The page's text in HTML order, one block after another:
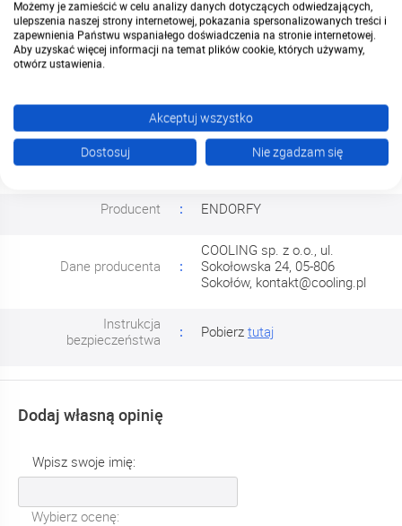
Zakres regulacji
Obrót lewo/prawo -90° do +90°
Odchylanie góra/dół -35° do
Bezpieczeństwo
Producent ENDORFY
Dane producenta
COOLING sp. z o.o., ul.
Sokołowska 24, 05-806
Sokołów, kontakt@cooling.pl
Instrukcja
bezpieczeństwa
Pobierz tutaj
Dodaj własną opinię
Wpisz swoje imię:
Wybierz ocenę:
Możemy je zamieścić w celu analizy danych dotyczących odwiedzających,
ulepszenia naszej strony internetowej, pokazania spersonalizowanych treści i
zapewnienia Państwu wspaniałego doświadczenia na stronie internetowej.
Aby uzyskać więcej informacji na temat plików cookie, których używamy,
otwórz ustawienia.
Akceptuj wszystko
Dostosuj
Nie zgadzam się